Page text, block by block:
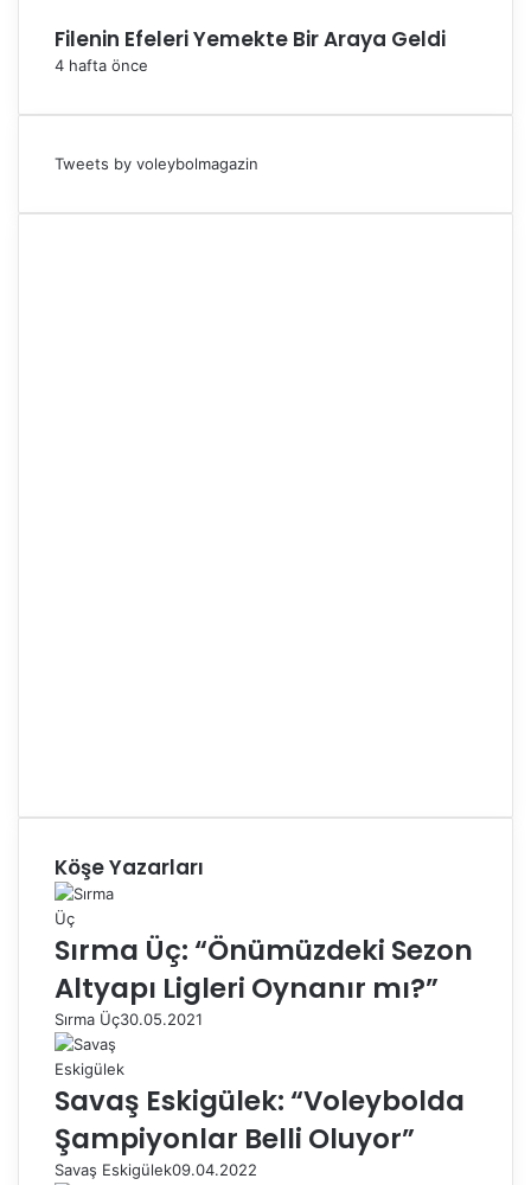
Filenin Efeleri Yemekte Bir Araya Geldi
4 hafta önce
Tweets by voleybolmagazin
Köşe Yazarları
Sırma Üç: “Önümüzdeki Sezon
Altyapı Ligleri Oynanır mı?”
Sırma Üç30.05.2021
Savaş Eskigülek: “Voleybolda
Şampiyonlar Belli Oluyor”
Savaş Eskigülek09.04.2022